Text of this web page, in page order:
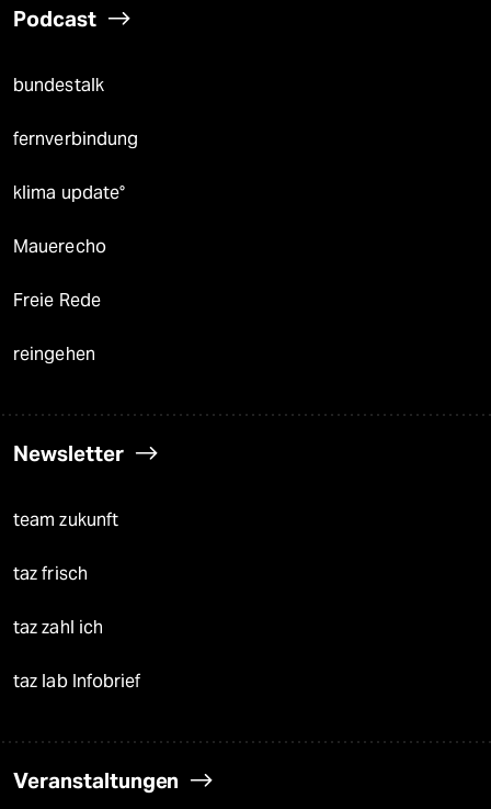
Podcast
bundestalk
fernverbindung
klima update°
Mauerecho
Freie Rede
reingehen
Newsletter
team zukunft
taz frisch
taz zahl ich
taz lab Infobrief
Veranstaltungen